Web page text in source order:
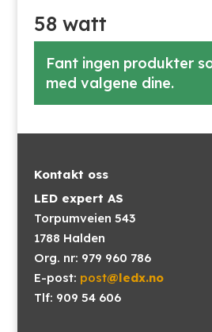
58 watt
Fant ingen produkter
med valgene dine.
Kontakt oss
LED expert AS
Torpumveien 543
1788 Halden
Org. nr: 979 960 786
E-post: post@ledx.no
Tlf: 909 54 606